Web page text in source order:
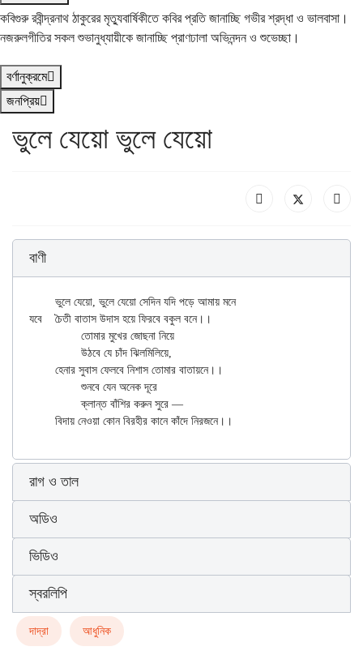
কবিগুরু রবীন্দ্রনাথ ঠাকুরের মৃত্যুবার্ষিকীতে কবির প্রতি জানাচ্ছি গভীর শ্রদ্ধা ও ভালবাসা।
নজরুলগীতির সকল শুভানুধ্যায়ীকে জানাচ্ছি প্রাণঢালা অভিনন্দন ও শুভেচ্ছা।
বর্ণানুক্রমে
জনপ্রিয়
ভুলে যেয়ো ভুলে যেয়ো
বাণী
যবে	চৈতী বাতাস উদাস হয়ে ফিরবে বকুল বনে।।
		ক্লান্ত বাঁশির করুন সুরে —
রাগ ও তাল
অডিও
ভিডিও
স্বরলিপি
দাদ্‌রা আধুনিক